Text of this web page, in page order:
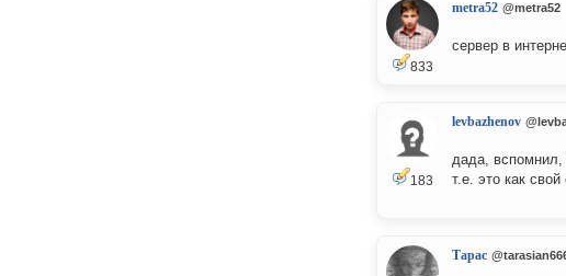
833
metra52 @metra52
сервер в
183
levbazhenov
дада, вспомнил,
т.е. это как
Тарас